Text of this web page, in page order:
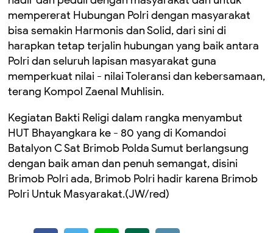
mempererat Hubungan Polri dengan masyarakat
bisa semakin Harmonis dan Solid, dari sini di
harapkan tetap terjalin hubungan yang baik antara
Polri dan seluruh lapisan masyarakat guna
memperkuat nilai - nilai Toleransi dan kebersamaan,
terang Kompol Zaenal Muhlisin.
Kegiatan Bakti Religi dalam rangka menyambut
HUT Bhayangkara ke - 80 yang di Komandoi
Batalyon C Sat Brimob Polda Sumut berlangsung
dengan baik aman dan penuh semangat, disini
Brimob Polri ada, Brimob Polri hadir karena Brimob
Polri Untuk Masyarakat.(JW/red)